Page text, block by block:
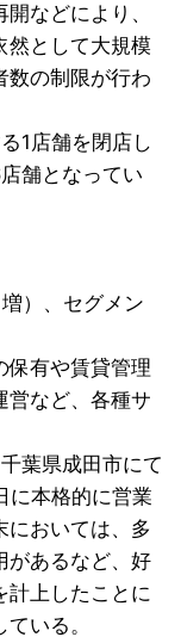
などにより、
然として大規模
数の制限が行わ
1店舗を閉店し
舗となってい
）、セグメン
保有や賃貸管理
営など、各種サ
葉県成田市にて
に本格的に営業
においては、多
があるなど、好
計上したことに
いる。